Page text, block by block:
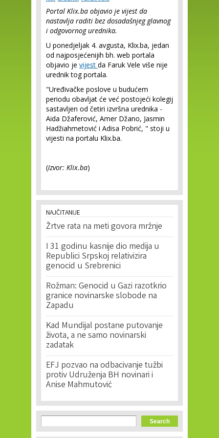
Portal Klix.ba objavio je vijest da
nastavlja raditi bez dosadašnjeg glavnog
i odgovornog urednika.
U ponedjeljak 4. avgusta, Klix.ba, jedan
od najposjećenijih bh. web portala
objavio je vijest da Faruk Vele više nije
urednik tog portala.
"Uređivačke poslove u budućem
periodu obavljat će već postojeći kolegij
sastavljen od četiri izvršna urednika -
Aida Džaferović, Amer Džano, Jasmin
Hadžiahmetović i Adisa Pobrić, " stoji u
vijesti na portalu Klix.ba.
(Izvor: Klix.ba)
NAJČITANIJE
Žrtve rata na meti govora mržnje
I 31 godinu kasnije dio medija u
Republici Srpskoj relativizira
genocid u Srebrenici
Rožman: Genocid u Gazi razotkrio
granice novinarske slobode na
Zapadu
Kad Mundijal postane putovanje
života, a ne samo novinarski
zadatak
EFJ pozvao na odbacivanje tužbi
protiv Udruženja BH novinari i
Anise Mahmutović
Search form
Search